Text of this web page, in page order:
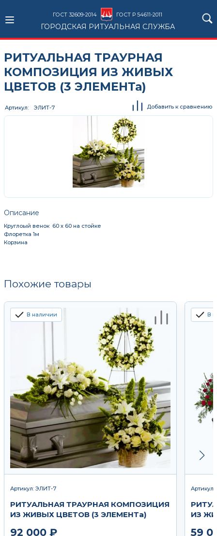
ГОСТ 32609-2014 ГОСТ Р 54611-2011
ГОРОДСКАЯ РИТУАЛЬНАЯ СЛУЖБА
РИТУАЛЬНАЯ ТРАУРНАЯ
КОМПОЗИЦИЯ ИЗ ЖИВЫХ
ЦВЕТОВ (3 ЭЛЕМЕНТа)
Описание
Круглоый венок 60 х 60 на стойке
Флоретка 1м
Корзина
Артикул ЭЛИТ-7 Добавить к сравнению
Похожие товары
В наличии
Артикул: ЭЛИТ-7
РИТУАЛЬНАЯ ТРАУРНАЯ КОМПОЗИЦИЯ
ИЗ ЖИВЫХ ЦВЕТОВ (3 ЭЛЕМЕНТа)
92 000 ₽
В
Артикул:
ИЗ
59